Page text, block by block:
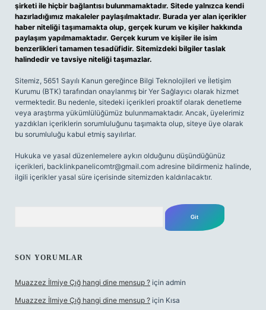
şirketi ile hiçbir bağlantısı bulunmamaktadır. Sitede yalnızca kendi
hazırladığımız makaleler paylaşılmaktadır. Burada yer alan içerikler
haber niteliği taşımamakta olup, gerçek kurum ve kişiler hakkında
paylaşım yapılmamaktadır. Gerçek kurum ve kişiler ile isim
benzerlikleri tamamen tesadüfidir. Sitemizdeki bilgiler taslak
halindedir ve tavsiye niteliği taşımazlar.
Sitemiz, 5651 Sayılı Kanun gereğince Bilgi Teknolojileri ve İletişim
Kurumu (BTK) tarafından onaylanmış bir Yer Sağlayıcı olarak hizmet
vermektedir. Bu nedenle, sitedeki içerikleri proaktif olarak denetleme
veya araştırma yükümlülüğümüz bulunmamaktadır. Ancak, üyelerimiz
yazdıkları içeriklerin sorumluluğunu taşımakta olup, siteye üye olarak
bu sorumluluğu kabul etmiş sayılırlar.
Hukuka ve yasal düzenlemelere aykırı olduğunu düşündüğünüz
içerikleri, backlinkpanelicomtr@gmail.com adresine bildirmeniz halinde,
ilgili içerikler yasal süre içerisinde sitemizden kaldırılacaktır.
SON YORUMLAR
Muazzez İlmiye Çığ hangi dine mensup ? için admin
Muazzez İlmiye Çığ hangi dine mensup ? için Kısa